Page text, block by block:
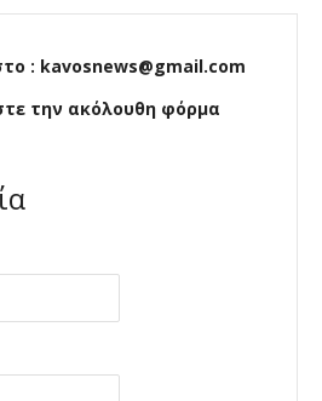
: kavosnews@gmail.com
την ακόλουθη φόρμα